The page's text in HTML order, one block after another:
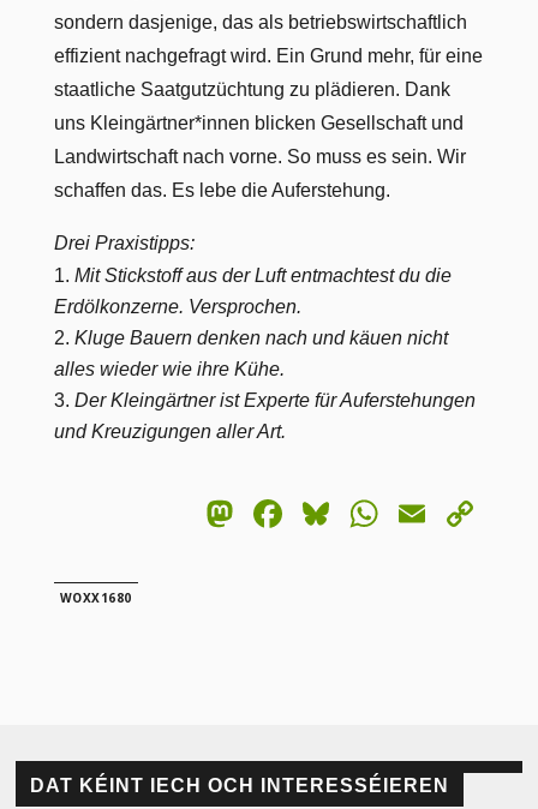
sondern dasjenige, das als betriebswirtschaftlich
effizient nachgefragt wird. Ein Grund mehr, für eine
staatliche Saatgutzüchtung zu plädieren. Dank
uns Kleingärtner*innen blicken Gesellschaft und
Landwirtschaft nach vorne. So muss es sein. Wir
schaffen das. Es lebe die Auferstehung.
Drei Praxistipps:
Mit Stickstoff aus der Luft entmachtest du die
Erdölkonzerne. Versprochen.
Kluge Bauern denken nach und käuen nicht
alles wieder wie ihre Kühe.
Der Kleingärtner ist Experte für Auferstehungen
und Kreuzigungen aller Art.
Mastodon
Facebook
BlueskyEmail
WOXX1680
DAT KÉINT IECH OCH INTERESSÉIEREN